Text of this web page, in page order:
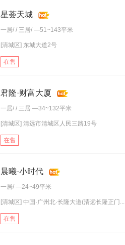
星荟天城
一居/ / 三居/ —51~143平米
[清城区] 东城大道2号
在售
君隆·财富大厦
一居/ / 三居 —34~132平米
[清城区] 清远市清城区人民三路19号
在售
晨曦·小时代
一居/ —24~49平米
[清城区] 中国·广州北·长隆大道(清远长隆正门...
在售